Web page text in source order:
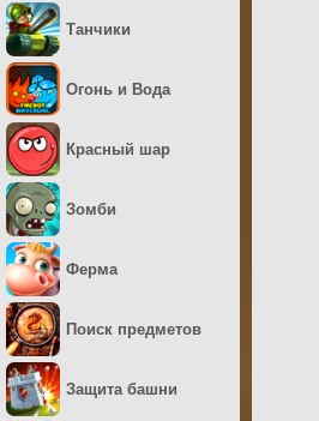
Танчики
Огонь и Вода
Красный шар
Зомби
Ферма
Поиск предметов
Защита башни